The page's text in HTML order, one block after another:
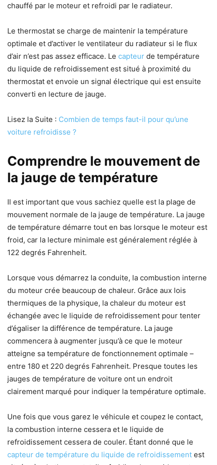
chauffé par le moteur et refroidi par le radiateur.
Le thermostat se charge de maintenir la température
optimale et d’activer le ventilateur du radiateur si le flux
d’air n’est pas assez efficace. Le capteur de température
du liquide de refroidissement est situé à proximité du
thermostat et envoie un signal électrique qui est ensuite
converti en lecture de jauge.
Lisez la Suite : Combien de temps faut-il pour qu’une
voiture refroidisse ?
Comprendre le mouvement de
la jauge de température
Il est important que vous sachiez quelle est la plage de
mouvement normale de la jauge de température. La jauge
de température démarre tout en bas lorsque le moteur est
froid, car la lecture minimale est généralement réglée à
122 degrés Fahrenheit.
Lorsque vous démarrez la conduite, la combustion interne
du moteur crée beaucoup de chaleur. Grâce aux lois
thermiques de la physique, la chaleur du moteur est
échangée avec le liquide de refroidissement pour tenter
d’égaliser la différence de température. La jauge
commencera à augmenter jusqu’à ce que le moteur
atteigne sa température de fonctionnement optimale –
entre 180 et 220 degrés Fahrenheit. Presque toutes les
jauges de température de voiture ont un endroit
clairement marqué pour indiquer la température optimale.
Une fois que vous garez le véhicule et coupez le contact,
la combustion interne cessera et le liquide de
refroidissement cessera de couler. Étant donné que le
capteur de température du liquide de refroidissement est